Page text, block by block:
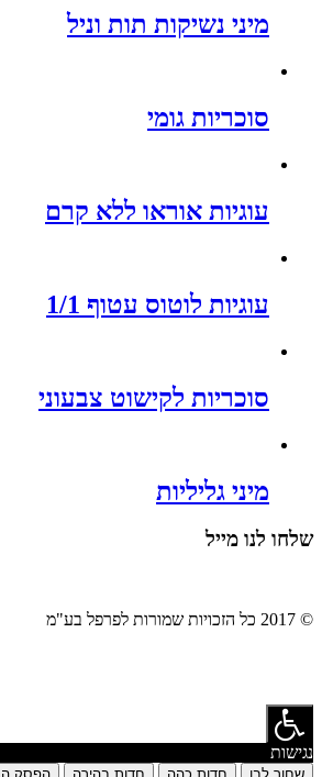
מיני נשיקות תות וניל
סוכריות גומי
עוגיות אוראו ללא קרם
עוגיות לוטוס עטוף 1/1
סוכריות לקישוט צבעוני
מיני גליליות
שלחו לנו מייל
© 2017 כל הזכויות שמורות לפרפל בע"מ
נגישות